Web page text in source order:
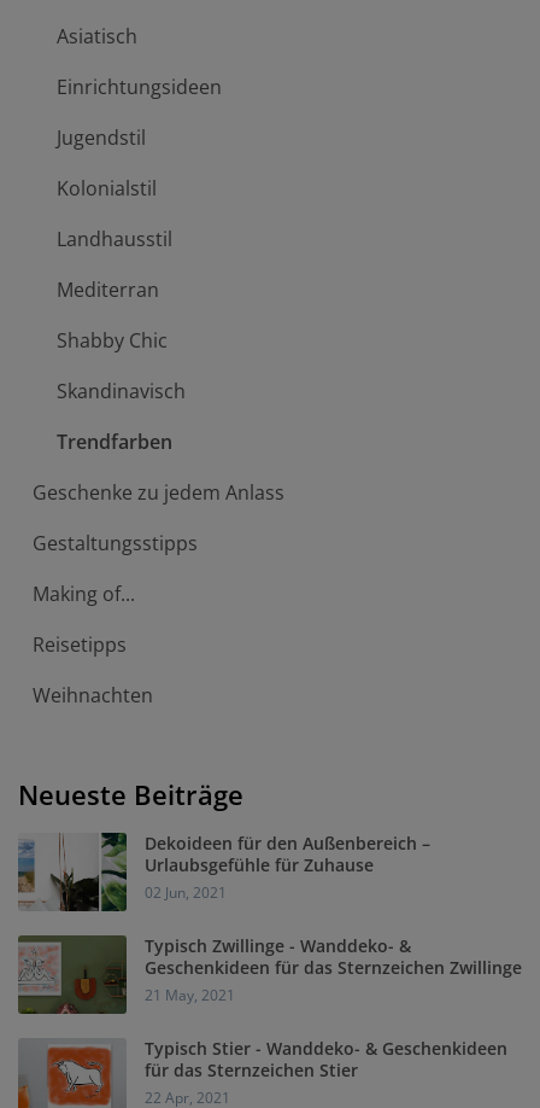
Asiatisch
Einrichtungsideen
Jugendstil
Kolonialstil
Landhausstil
Mediterran
Shabby Chic
Skandinavisch
Trendfarben
Geschenke zu jedem Anlass
Gestaltungsstipps
Making of...
Reisetipps
Weihnachten
Neueste Beiträge
Dekoideen für den Außenbereich –
Urlaubsgefühle für Zuhause
02 Jun, 2021
Typisch Zwillinge - Wanddeko- &
Geschenkideen für das Sternzeichen Zwillinge
21 May, 2021
Typisch Stier - Wanddeko- & Geschenkideen
für das Sternzeichen Stier
22 Apr, 2021